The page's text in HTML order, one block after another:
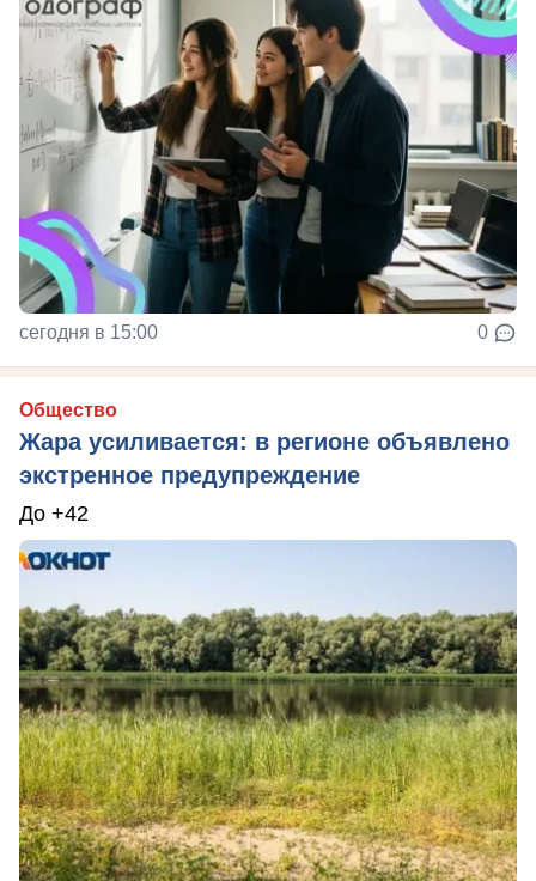
сегодня в 15:00 0
Общество
Жара усиливается: в регионе объявлено
экстренное предупреждение
До +42